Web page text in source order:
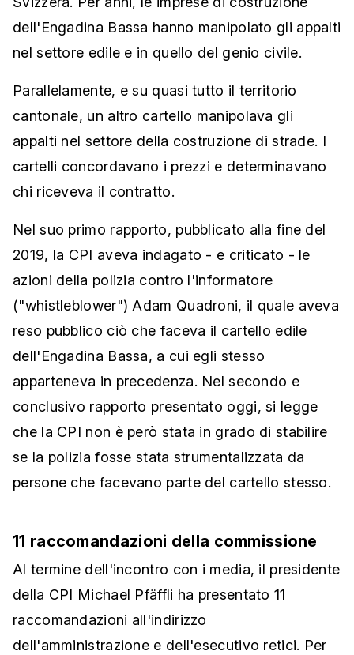
dell'Engadina Bassa hanno manipolato gli appalti
nel settore edile e in quello del genio civile.
Parallelamente, e su quasi tutto il territorio
cantonale, un altro cartello manipolava gli
appalti nel settore della costruzione di strade. I
cartelli concordavano i prezzi e determinavano
chi riceveva il contratto.
Nel suo primo rapporto, pubblicato alla fine del
2019, la CPI aveva indagato - e criticato - le
azioni della polizia contro l'informatore
("whistleblower") Adam Quadroni, il quale aveva
reso pubblico ciò che faceva il cartello edile
dell'Engadina Bassa, a cui egli stesso
apparteneva in precedenza. Nel secondo e
conclusivo rapporto presentato oggi, si legge
che la CPI non è però stata in grado di stabilire
se la polizia fosse stata strumentalizzata da
persone che facevano parte del cartello stesso.
11 raccomandazioni della commissione
Al termine dell'incontro con i media, il presidente
della CPI Michael Pfäffli ha presentato 11
raccomandazioni all'indirizzo
dell'amministrazione e dell'esecutivo retici. Per